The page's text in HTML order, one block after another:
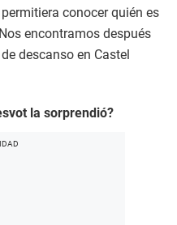
conocer quién es
encontramos después
descanso en Castel
la sorprendió?